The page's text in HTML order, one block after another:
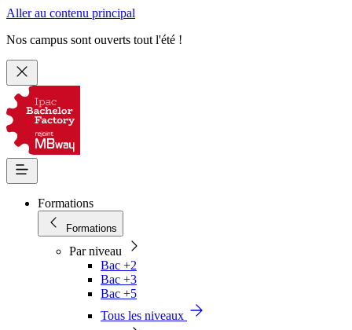
Aller au contenu principal
Nos campus sont ouverts tout l'été !
Formations
Formations
Par niveau
Bac +2
Bac +3
Bac +5
Tous les niveaux